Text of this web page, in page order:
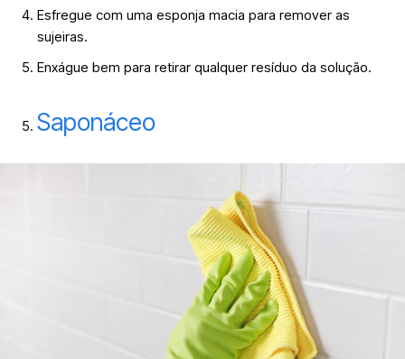
Esfregue com uma esponja macia para remover as
sujeiras.
Enxágue bem para retirar qualquer resíduo da solução.
Saponáceo